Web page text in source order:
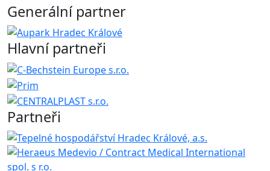
Generální partner
Hlavní partneři
Partneři